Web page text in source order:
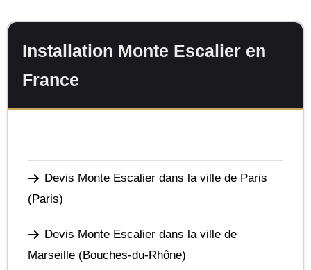
Installation Monte Escalier en
France
Devis Monte Escalier dans la ville de Paris
(Paris)
Devis Monte Escalier dans la ville de
Marseille (Bouches-du-Rhône)